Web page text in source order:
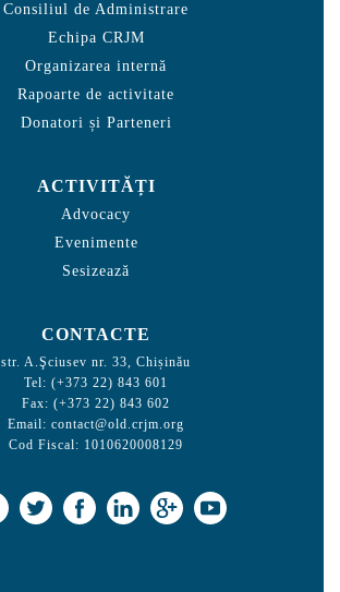
Consiliul de Administrare
Echipa CRJM
Organizarea internă
Rapoarte de activitate
Donatori și Parteneri
ACTIVITĂȚI
Advocacy
Evenimente
Sesizează
CONTACTE
str. A.Şciusev nr. 33, Chișinău
Tel: (+373 22) 843 601
Fax: (+373 22) 843 602
Email: contact@old.crjm.org
Cod Fiscal: 1010620008129